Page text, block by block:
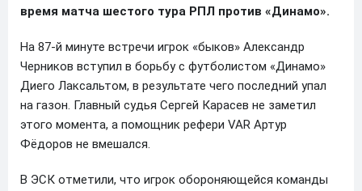
время матча шестого тура РПЛ против «Динамо».
На 87-й минуте встречи игрок «быков» Александр
Черников вступил в борьбу с футболистом «Динамо»
Диего Лаксальтом, в результате чего последний упал
на газон. Главный судья Сергей Карасев не заметил
этого момента, а помощник рефери VAR Артур
Фёдоров не вмешался.
В ЭСК отметили, что игрок обороняющейся команды